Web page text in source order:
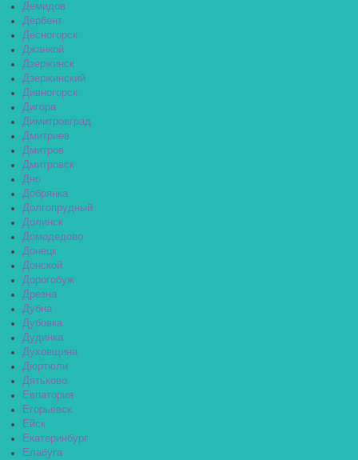
Демидов
Дербент
Десногорск
Джанкой
Дзержинск
Дзержинский
Дивногорск
Дигора
Димитровград
Дмитриев
Дмитров
Дмитровск
Дно
Добрянка
Долгопрудный
Долинск
Домодедово
Донецк
Донской
Дорогобуж
Дрезна
Дубна
Дубовка
Дудинка
Духовщина
Дюртюли
Дятьково
Евпатория
Егорьевск
Ейск
Екатеринбург
Елабуга